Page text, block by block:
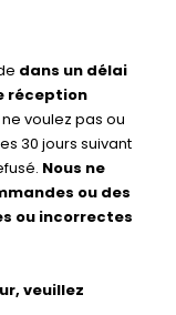
dans un délai
réception
ne voulez pas ou
30 jours suivant
Nous ne
ou des
ou incorrectes
veuillez